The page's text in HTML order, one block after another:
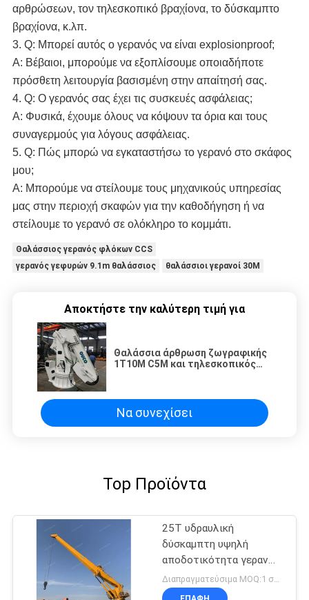
αρθρώσεων, τον τηλεσκοπικό βραχίονα, το δύσκαμπτο
βραχίονα, κ.λπ.
3. Q: Μπορεί αυτός ο γερανός να είναι explosionproof;
Α: Βέβαιοι, μπορούμε να εξοπλίσουμε οποιαδήποτε
πρόσθετη λειτουργία βασισμένη στην απαίτησή σας.
4. Q: Ο γερανός σας έχει τις συσκευές ασφάλειας;
Α: Φυσικά, έχουμε όλους να κόψουν τα όρια και τους
συναγερμούς για λόγους ασφάλειας.
5. Q: Πώς μπορώ να εγκαταστήσω το γερανό στο σκάφος
μου;
Α: Μπορούμε να στείλουμε τους μηχανικούς υπηρεσίας
μας στην περιοχή σκαφών για την καθοδήγηση ή να
στείλουμε το γερανό σε ολόκληρο το κομμάτι.
Θαλάσσιος γερανός φλόκων CCS
γερανός γεφυρών 9.1m θαλάσσιος
θαλάσσιοι γερανοί 30M
Αποκτήστε την καλύτερη τιμή για
Θαλάσσια άρθρωση ζωγραφικής
1T10M C5M και τηλεσκοπικός
Να συνεχίσει
Top Προϊόντα
25T υδραυλική
δύσκαμπτη υψηλή
αποδοτικότητα γερανών
βραχιόνων θαλάσσια
ηλεκτρική για βαρέων